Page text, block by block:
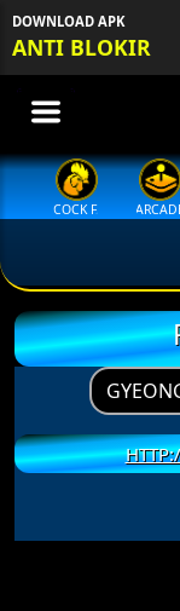
DOWNLOAD APK
ANTI BLOKIR
COCK F.